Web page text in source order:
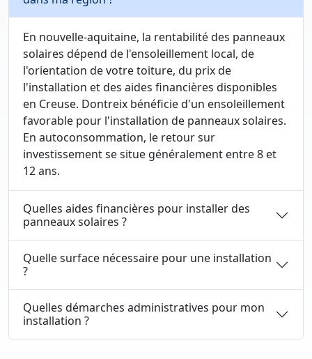
En nouvelle-aquitaine, la rentabilité des panneaux
solaires dépend de l'ensoleillement local, de
l'orientation de votre toiture, du prix de
l'installation et des aides financières disponibles
en Creuse. Dontreix bénéficie d'un ensoleillement
favorable pour l'installation de panneaux solaires.
En autoconsommation, le retour sur
investissement se situe généralement entre 8 et
12 ans.
Quelles aides financières pour installer des
panneaux solaires ?
Quelle surface nécessaire pour une installation
?
Quelles démarches administratives pour mon
installation ?